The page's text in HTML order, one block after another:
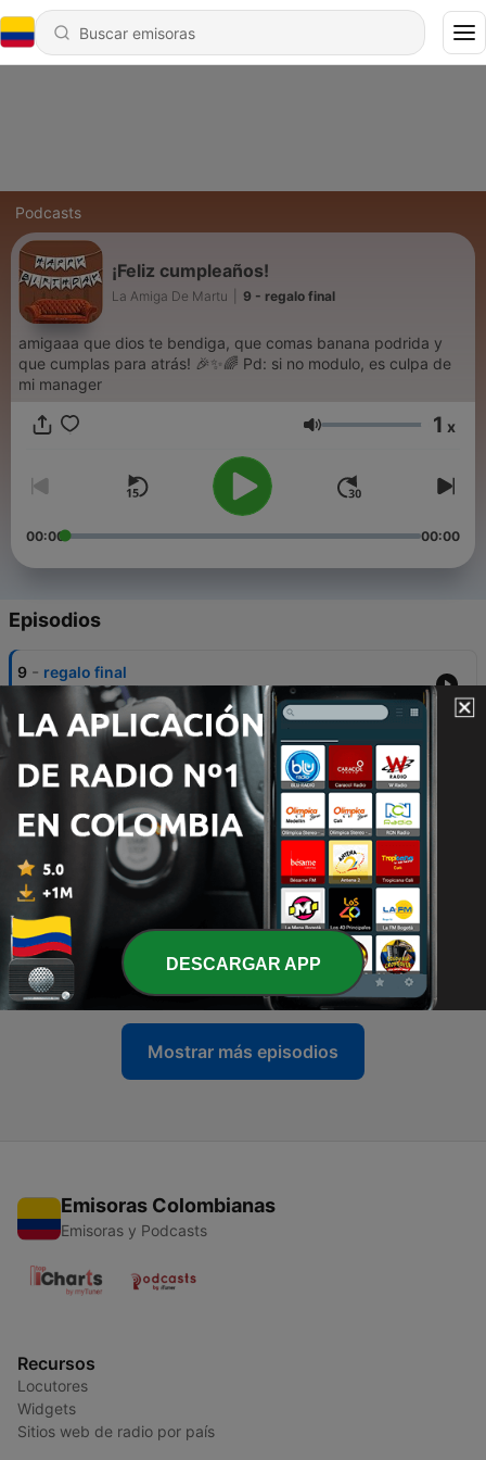
Podcasts
¡Feliz cumpleaños!
La Amiga De Martu 9 - regalo final
amigaaa que dios te bendiga, que comas banana podrida y
que cumplas para atrás! 🎉✨🌈 Pd: si no modulo, es culpa de
mi manager
Volumen 1 x
00:00 00:00
Episodios
9 - regalo final
17 feb. 2021
8 - gracias
17 feb. 2021
7 - perdón
17 feb. 2021
6 - acuario sos
17 feb. 2021
5 - 2022... estudiaremos?
17 feb. 2021
Mostrar más episodios
Emisoras Colombianas
Emisoras y Podcasts
Recursos
Locutores
Widgets
Sitios web de radio por país
DESCARGAR APP